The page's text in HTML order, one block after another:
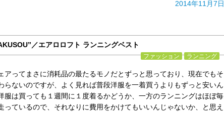
2014年11月7日
／エアロロフト ランニングベスト
ファッション ランニング
アってまさに消耗品の最たるモノだとずっと思っており、現在でもそ
らないのですが、よく見れば普段洋服を一着買うよりもずっと安いん
服は買っても１週間に１度着るかどうか、一方のランニングはほぼ毎
っているので、それなりに費用をかけてもいいんじゃないか、と思え